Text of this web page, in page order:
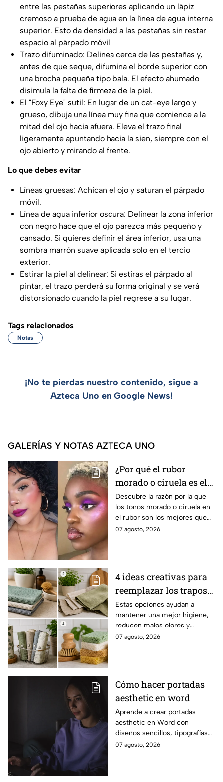
entre las pestañas superiores aplicando un lápiz
cremoso a prueba de agua en la línea de agua interna
superior. Esto da densidad a las pestañas sin restar
espacio al párpado móvil.
Trazo difuminado: Delinea cerca de las pestañas y,
antes de que seque, difumina el borde superior con
una brocha pequeña tipo bala. El efecto ahumado
disimula la falta de firmeza de la piel.
El "Foxy Eye" sutil: En lugar de un cat-eye largo y
grueso, dibuja una línea muy fina que comience a la
mitad del ojo hacia afuera. Eleva el trazo final
ligeramente apuntando hacia la sien, siempre con el
ojo abierto y mirando al frente.
Lo que debes evitar
Líneas gruesas: Achican el ojo y saturan el párpado
móvil.
Línea de agua inferior oscura: Delinear la zona inferior
con negro hace que el ojo parezca más pequeño y
cansado. Si quieres definir el área inferior, usa una
sombra marrón suave aplicada solo en el tercio
exterior.
Estirar la piel al delinear: Si estiras el párpado al
pintar, el trazo perderá su forma original y se verá
distorsionado cuando la piel regrese a su lugar.
Tags relacionados
Notas
¡No te pierdas nuestro contenido, sigue a
Azteca Uno en Google News!
GALERÍAS Y NOTAS AZTECA UNO
¿Por qué el rubor
morado o ciruela es el
mejor secreto para
iluminar las pieles
morenas?
Descubre la razón por la que
los tonos morado o ciruela en
el rubor son los mejores que
puedes elegir si tienes la piel
07 agosto, 2026
4 ideas creativas para
reemplazar los trapos
de cocina por opciones
más saludables,
modernas y elegantes
Estas opciones ayudan a
mantener una mejor higiene,
reducen malos olores y
aportan un toque moderno a la
07 agosto, 2026
Cómo hacer portadas
aesthetic en word
Aprende a crear portadas
aesthetic en Word con
diseños sencillos, tipografías
bonitas y detalles visuales que
07 agosto, 2026